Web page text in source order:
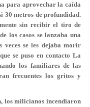
para aprovechar la caída
30 metros de profundidad.
sin recibir el tiro de
los casos se lanzaba una
veces se les dejaba morir
se puso en contacto La
los familiares de las
frecuentes los gritos y
los milicianos incendiaron